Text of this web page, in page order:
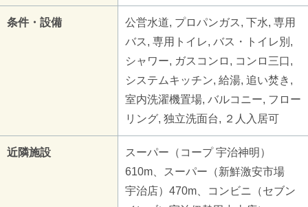
条件・設備
公営水道, プロパンガス, 下水, 専用
バス, 専用トイレ, バス・トイレ別,
シャワー, ガスコンロ, コンロ三口,
システムキッチン, 給湯, 追い焚き,
室内洗濯機置場, バルコニー, フロー
リング, 独立洗面台, ２人入居可
近隣施設
スーパー（コープ 宇治神明）
610m、スーパー（新鮮激安市場
宇治店）470m、コンビニ（セブン